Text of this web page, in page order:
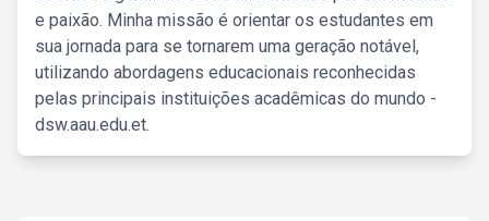
e paixão. Minha missão é orientar os estudantes em
sua jornada para se tornarem uma geração notável,
utilizando abordagens educacionais reconhecidas
pelas principais instituições acadêmicas do mundo -
dsw.aau.edu.et.